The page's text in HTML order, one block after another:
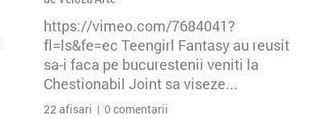
https://vimeo.com/7684041?
fl=ls&fe=ec Teengirl Fantasy au reusit
sa-i faca pe bucurestenii veniti la
Chestionabil Joint sa viseze...
22 afisari | 0 comentarii